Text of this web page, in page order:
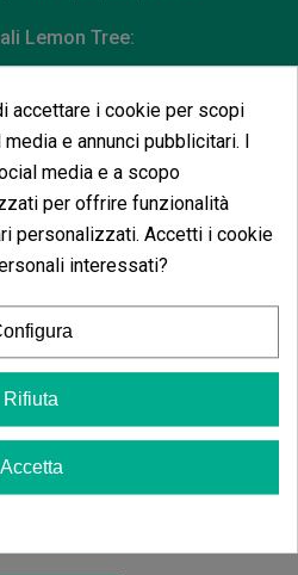
Lemon Tree:
settimane. Outdoor metà
1m. Outdoor 1,5-2m.
accettare i cookie per scopi
e annunci pubblicitari. I
media e a scopo
per offrire funzionalità
personalizzati. Accetti i cookie
interessati?
Rifiuta
Accetta